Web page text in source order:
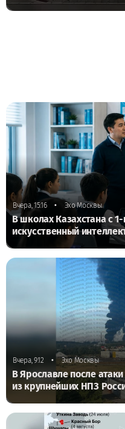
Вчера, 15:16 • Эхо Москвы
В школах Казахстана с 1-
искусственный
Вчера, 9:12 • Эхо Москвы
В Ярославле после
из крупнейших НПЗ